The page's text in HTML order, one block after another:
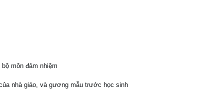
môn đảm nhiệm
nhà giáo, và gương mẫu trước học sinh